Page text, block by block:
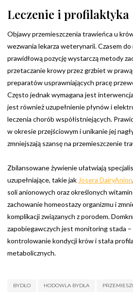
Leczenie i profilaktyka
Objawy przemieszczenia trawieńca u
wezwania lekarza weterynarii. Czasem do
prawidłową pozycję wystarczą metody
przetaczanie krowy przez grzbiet w
preparatów usprawniających pracę
Często jednak wymagana jest
jest również uzupełnienie płynów i
leczenia chorób współistniejących.
w okresie przejściowym i unikanie jej
zmniejszają szansę na przemieszczenie
Zbilansowane żywienie ułatwiają
uzupełniające, takie jak Josera DairyAnion
soli anionowych oraz określonych
zachowanie homeostazy organizmu i
komplikacji związanych z porodem.
zapobiegawczych jest monitoring stada
kontrolowanie kondycji krów i stała
metabolicznych.
BYDŁO HODOWLA BYDŁA